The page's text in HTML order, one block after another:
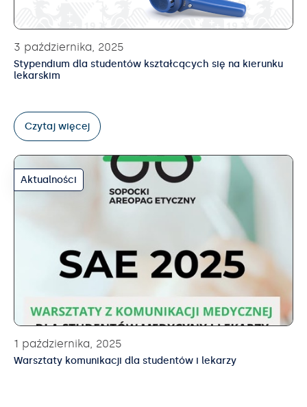
3 października, 2025
Stypendium dla studentów kształcących się na kierunku
lekarskim
Czytaj więcej
Aktualności
1 października, 2025
Warsztaty komunikacji dla studentów i lekarzy